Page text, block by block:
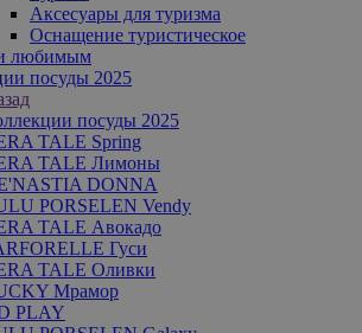
Аксесуары для туризма
Оснащение туристическое
любимым
посуды 2025
посуды 2025
TALE Spring
TALE Лимоны
DONNA
PORSELEN Vendy
TALE Авокадо
Гуси
TALE Оливки
Мрамор
PLAY